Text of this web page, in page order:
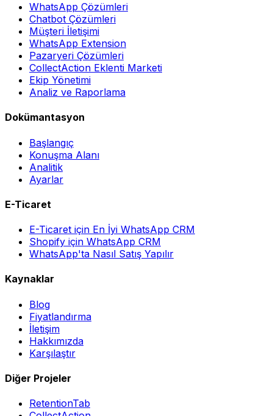
WhatsApp Çözümleri
Chatbot Çözümleri
Müşteri İletişimi
WhatsApp Extension
Pazaryeri Çözümleri
CollectAction Eklenti Marketi
Ekip Yönetimi
Analiz ve Raporlama
Dokümantasyon
Başlangıç
Konuşma Alanı
Analitik
Ayarlar
E-Ticaret
E-Ticaret için En İyi WhatsApp CRM
Shopify için WhatsApp CRM
WhatsApp'ta Nasıl Satış Yapılır
Kaynaklar
Blog
Fiyatlandırma
İletişim
Hakkımızda
Karşılaştır
Diğer Projeler
RetentionTab